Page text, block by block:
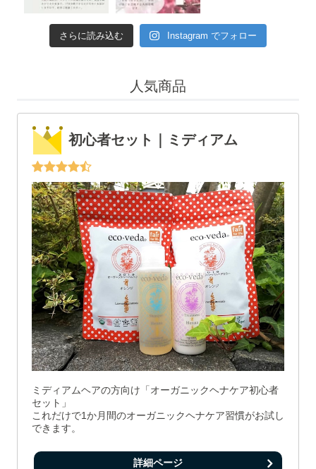
さらに読み込む Instagram でフォロー
人気商品
初心者セット｜ミディアム
ミディアムヘアの方向け「オーガニックヘナケア初心者
セット」
これだけで1か月間のオーガニックヘナケア習慣がお試し
できます。
詳細ページ